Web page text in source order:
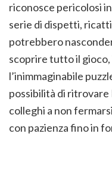
riconosce pericolosi
serie di dispetti,
potrebbero
scoprire tutto il
l’inimmaginabile
possibilità di ritrovare
colleghi a non
con pazienza fino in